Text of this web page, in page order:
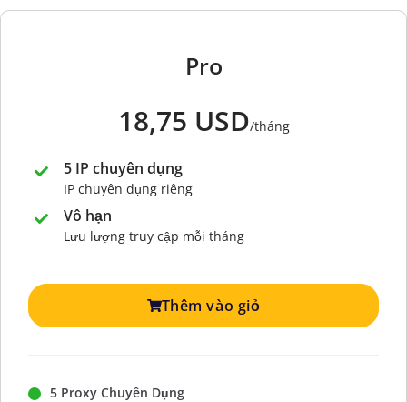
Pro
18,75 USD/tháng
5 IP chuyên dụng
IP chuyên dụng riêng
Vô hạn
Lưu lượng truy cập mỗi tháng
Thêm vào giỏ
5 Proxy Chuyên Dụng